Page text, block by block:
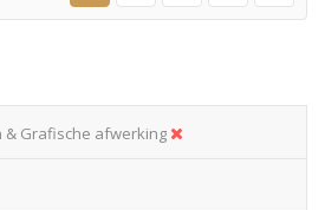
& Grafische afwerking